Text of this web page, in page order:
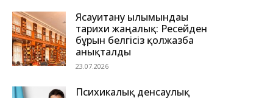
Ясауитану ғылымындағы
тарихи жаңалық: Ресейден
бұрын белгісіз қолжазба
анықталды
23.07.2026
Психикалық денсаулық